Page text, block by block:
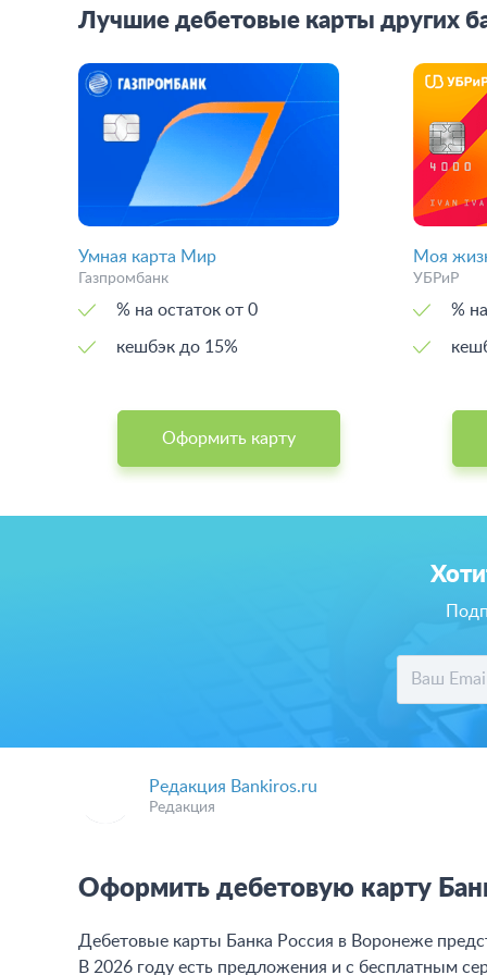
Лучшие дебетовые карты других
Умная карта Мир
Газпромбанк
% на остаток от 0
кешбэк до 15%
Оформить карту
Моя
УБРиР
%
Редакция Bankiros.ru
Редакция
Оформить дебетовую карту
Дебетовые карты Банка Россия в Воронеже
В 2026 году есть предложения и с бесплатным